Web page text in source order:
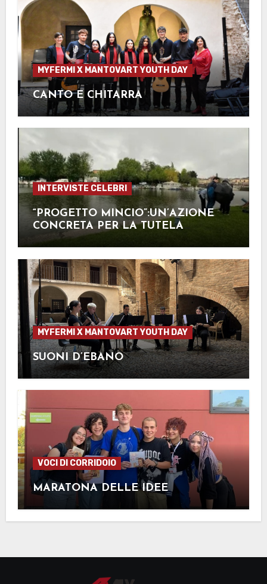
MYFERMI X MANTOVART YOUTH DAY
CANTO E CHITARRA
INTERVISTE CELEBRI
“PROGETTO MINCIO”:UN’AZIONE
CONCRETA PER LA TUTELA
DELL’AMBIENTE
MYFERMI X MANTOVART YOUTH DAY
SUONI D’EBANO
VOCI DI CORRIDOIO
MARATONA DELLE IDEE